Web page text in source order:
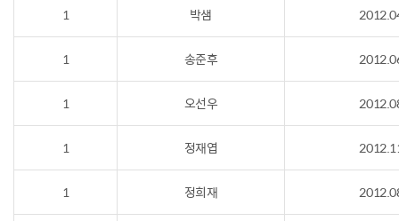
1 박샘
1 송준후
1 오선우
1 정재엽
1 정희재